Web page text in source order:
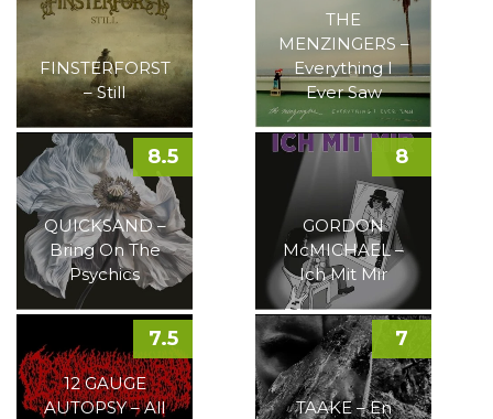
FINSTERFORST
– Still
THE
MENZINGERS –
Everything I
Ever Saw
QUICKSAND –
Bring On The
Psychics
8.5
GORDON
McMICHAEL –
Ich Mit Mir
8
12 GAUGE
AUTOPSY – All
7.5
TAAKE – En
7